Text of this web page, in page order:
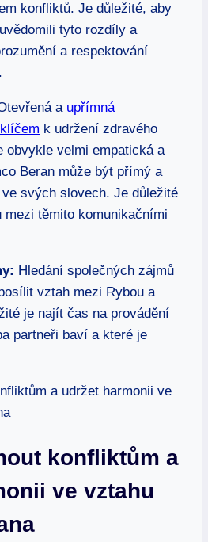
konfliktů. Je důležité, aby
tyto rozdíly a
a respektování
a upřímná
k udržení zdravého
obvykle velmi empatická a
Beran může být přímý a
svých slovech. Je důležité
mezi těmito komunikačními
Hledání společných zájmů
vztah mezi Rybou a
je najít čas na provádění
partneři baví a které je
konfliktům a
ve vztahu